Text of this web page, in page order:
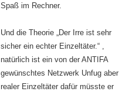
Spaß im Rechner.
Und die Theorie „Der Irre ist sehr
sicher ein echter Einzeltäter.“ ,
natürlich ist ein von der ANTIFA
gewünschtes Netzwerk Unfug aber
realer Einzeltäter dafür müsste er